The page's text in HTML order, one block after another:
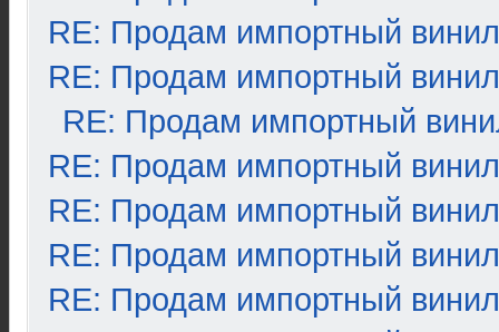
RE: Продам импортный винил
RE: Продам импортный винил
RE: Продам импортный
RE: Продам импортный винил
RE: Продам импортный винил
RE: Продам импортный винил
RE: Продам импортный винил